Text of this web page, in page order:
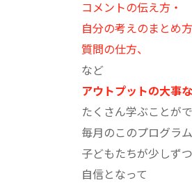
コメントの伝え方・
自分の考えのまとめ方
質問の仕方、
など
アウトプットの大事
たくさん学ぶことが
毎月のこのプログラ
子どもたちが少しずつ
自信となって